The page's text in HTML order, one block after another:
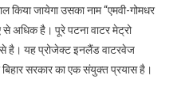
किया जायेगा उसका नाम “एमवी-गोमधर
अधिक है। पूरे पटना वाटर मेट्रो
है। यह प्रोजेक्ट इनलैंड वाटरवेज
सरकार का एक संयुक्त प्रयास है।